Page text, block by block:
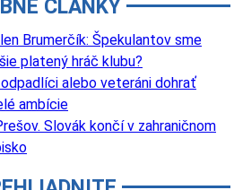
ČLÁNKY
Brumerčík: Špekulantov sme
platený hráč klubu?
alebo veteráni dohrať
ambície
Slovák končí v zahraničnom